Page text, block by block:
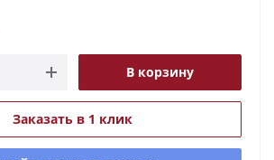
В корзину
Заказать в 1 клик